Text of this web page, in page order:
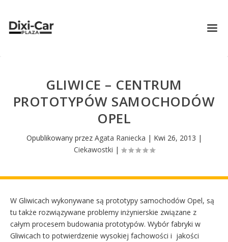
GLIWICE – CENTRUM
PROTOTYPÓW SAMOCHODÓW
OPEL
Opublikowany przez Agata Raniecka | Kwi 26, 2013 |
Ciekawostki |
W Gliwicach wykonywane są prototypy samochodów Opel, są
tu także rozwiązywane problemy inżynierskie związane z
całym procesem budowania prototypów. Wybór fabryki w
Gliwicach to potwierdzenie wysokiej fachowości i jakości